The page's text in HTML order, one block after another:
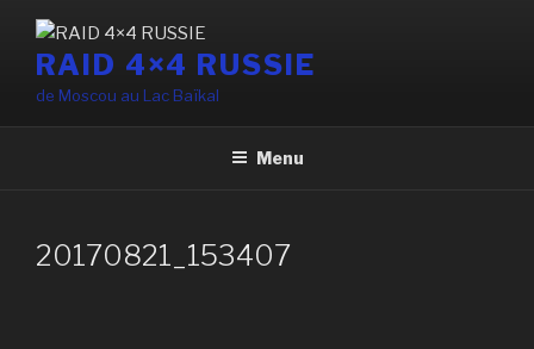
contenu
principal
RAID 4×4 RUSSIE
de Moscou au Lac Baïkal
Menu
20170821_153407